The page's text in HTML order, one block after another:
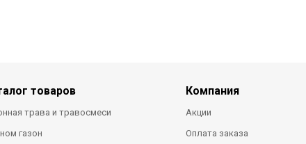
товаров
трава и травосмеси
газон
Компания
Акции
Оплата заказа